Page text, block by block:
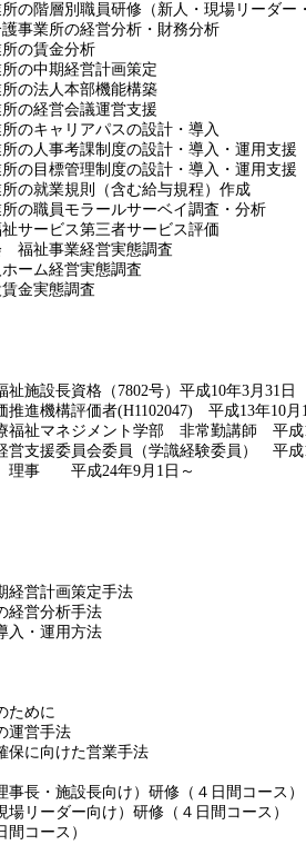
の階層別職員研修（新人・現場リーダー
事業所の経営分析・財務分析
の賃金分析
の中期経営計画策定
の法人本部機能構築
の経営会議運営支援
のキャリアパスの設計・導入
の人事考課制度の設計・導入・運用支援
の目標管理制度の設計・導入・運用支援
の就業規則（含む給与規程）作成
の職員モラールサーベイ調査・分析
サービス第三者サービス評価
福祉事業経営実態調査
ーム経営実態調査
金実態調査
施設長資格（7802号）平成10年3月31日
推進機構評価者(H1102047) 平成13年10月
福祉マネジメント学部 非常勤講師 平成
営支援委員会委員（学識経験委員） 平成
理事 平成24年9月1日～
経営計画策定手法
経営分析手法
入・運用方法
ために
運営手法
保に向けた営業手法
事長・施設長向け）研修（４日間コース）
場リーダー向け）研修（４日間コース）
間コース）